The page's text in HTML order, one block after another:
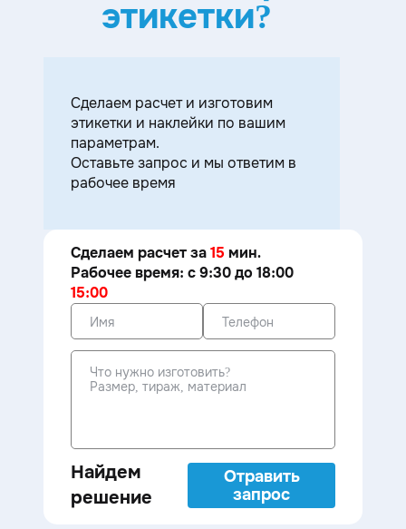
этикетки?
Cделаем расчет и изготовим
этикетки и наклейки по вашим
параметрам.
Оставьте запрос и мы ответим в
рабочее время
Сделаем расчет за15 мин.
Рабочее время: с 9:30 до 18:00
15:00
Найдем
решение
Отравить
запрос